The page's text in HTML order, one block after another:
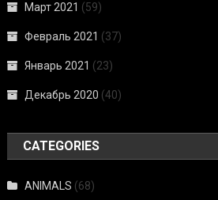
Март 2021 (59)
Февраль 2021 (37)
Январь 2021 (23)
Декабрь 2020 (40)
CATEGORIES
ANIMALS (68)